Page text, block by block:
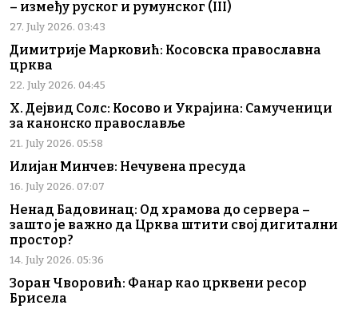
– између руског и румунског (III)
27. July 2026. 03:43
Димитрије Марковић: Косовска православна
црква
22. July 2026. 04:45
Х. Дејвид Солс: Косово и Украјина: Самученици
за канонско православље
21. July 2026. 05:58
Илијан Минчев: Нечувена пресуда
16. July 2026. 07:07
Ненад Бадовинац: Од храмова до сервера –
зашто је важно да Црква штити свој дигитални
простор?
14. July 2026. 05:36
Зоран Чворовић: Фанар као црквени ресор
Брисела